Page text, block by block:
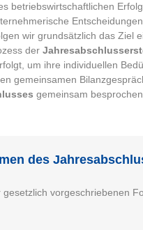
betriebswirtschaftlichen
wir grundsätzlich das Ziel
der
um ihre individuellen
gemeinsamen
gemeinsam
des
gesetzlich vorgeschriebenen